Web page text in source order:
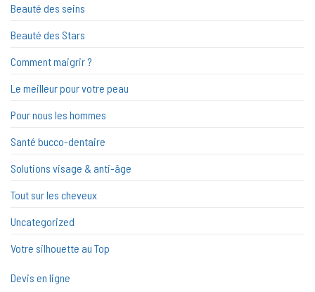
Beauté des seins
Beauté des Stars
Comment maigrir ?
Le meilleur pour votre peau
Pour nous les hommes
Santé bucco-dentaire
Solutions visage & anti-âge
Tout sur les cheveux
Uncategorized
Votre silhouette au Top
Devis en ligne